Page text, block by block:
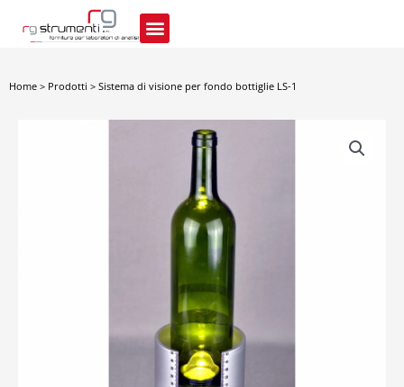
contenuto
Home > Prodotti > Sistema di visione per fondo bottiglie LS-1